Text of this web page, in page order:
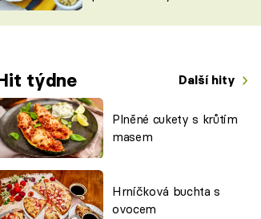
týdne Další hity
Plněné cukety s krůtím
masem
Hrníčková buchta s
ovocem